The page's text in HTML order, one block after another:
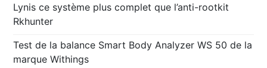
Lynis ce système plus complet que l’anti-rootkit
Rkhunter
Test de la balance Smart Body Analyzer WS 50 de la
marque Withings